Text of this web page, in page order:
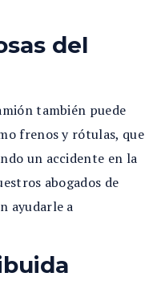
del
también puede
frenos y rótulas, que
un accidente en la
abogados de
ayudarle a